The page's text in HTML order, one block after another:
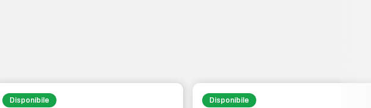
Disponibile Disponibile